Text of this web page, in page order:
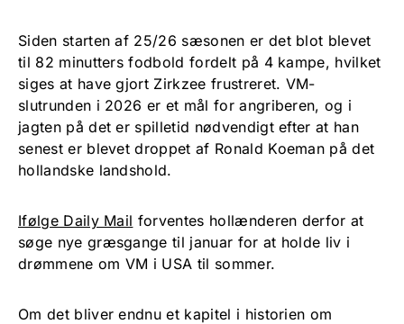
Siden starten af 25/26 sæsonen er det blot blevet
til 82 minutters fodbold fordelt på 4 kampe, hvilket
siges at have gjort Zirkzee frustreret. VM-
slutrunden i 2026 er et mål for angriberen, og i
jagten på det er spilletid nødvendigt efter at han
senest er blevet droppet af Ronald Koeman på det
hollandske landshold.
Ifølge Daily Mail forventes hollænderen derfor at
søge nye græsgange til januar for at holde liv i
drømmene om VM i USA til sommer.
Om det bliver endnu et kapitel i historien om